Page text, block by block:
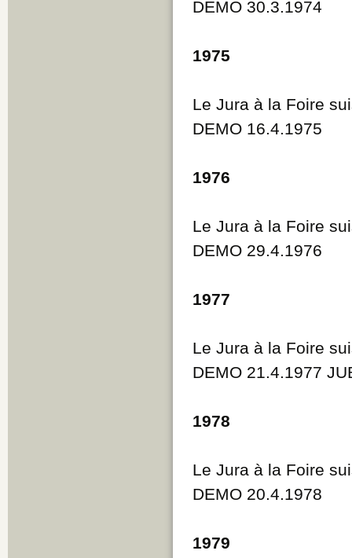
DEMO 30.3.1974
1975
Le Jura à la Foire
DEMO 16.4.1975
1976
Le Jura à la Foire
DEMO 29.4.1976
1977
Le Jura à la Foire
DEMO 21.4.1977
1978
Le Jura à la Foire
DEMO 20.4.1978
1979